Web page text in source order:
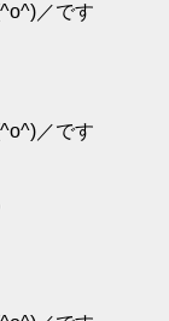
／です
／です